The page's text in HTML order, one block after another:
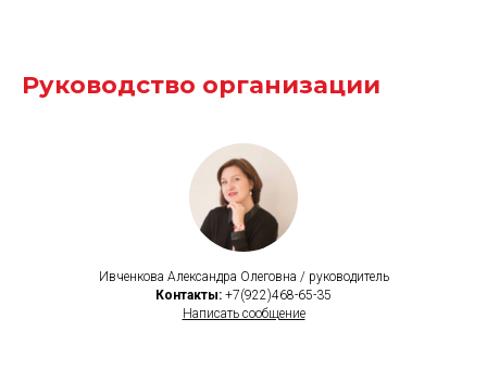
Руководство организации
Ивченкова Александра Олеговна / руководитель
Контакты: +7(922)468-65-35
Написать сообщение